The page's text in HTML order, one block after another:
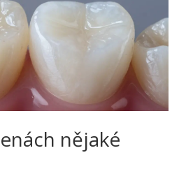
nějaké